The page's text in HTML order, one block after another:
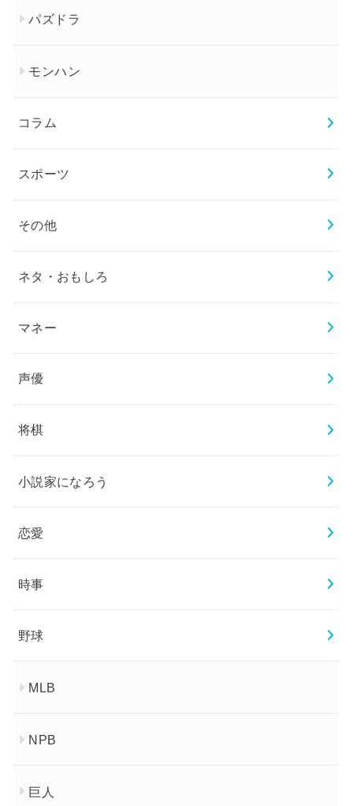
パズドラ
モンハン
コラム
スポーツ
その他
ネタ・おもしろ
マネー
声優
将棋
小説家になろう
恋愛
時事
野球
MLB
NPB
巨人